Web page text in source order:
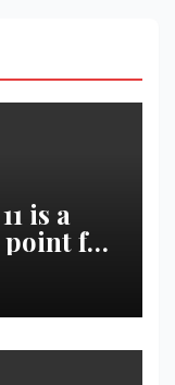
is a
for